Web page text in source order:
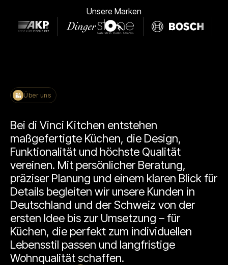
Unsere Marken
Über uns
Bei di Vinci Kitchen entstehen
maßgefertigte Küchen, die Design,
Funktionalität und höchste Qualität
vereinen. Mit persönlicher Beratung,
präziser Planung und einem klaren Blick für
Details begleiten wir unsere Kunden in
Deutschland und der Schweiz von der
ersten Idee bis zur Umsetzung – für
Küchen, die perfekt zum individuellen
Lebensstil passen und langfristige
Wohnqualität schaffen.